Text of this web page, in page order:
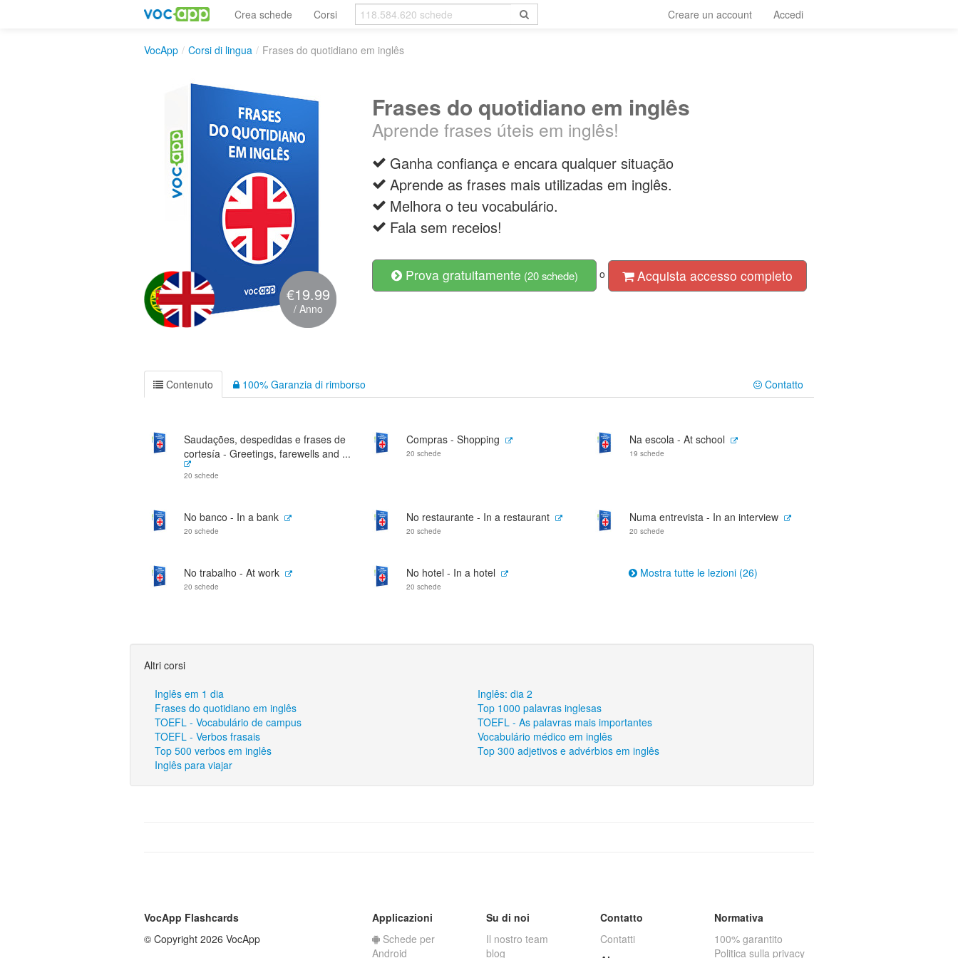
Crea schede Corsi Creare un account Accedi
VocApp / Corsi di lingua / Frases do quotidiano em inglês
€19.99
/ Anno
Frases do quotidiano em inglês
Aprende frases úteis em inglês!
Ganha confiança e encara qualquer situação
Aprende as frases mais utilizadas em inglês.
Melhora o teu vocabulário.
Fala sem receios!
Prova gratuitamente (20 schede) o Acquista accesso completo
Contenuto 100% Garanzia di rimborso Contatto
Saudações, despedidas e frases de
cortesía - Greetings, farewells and ...
20 schede
Compras - Shopping
20 schede
Na escola - At school
19 schede
No banco - In a bank
20 schede
No restaurante - In a restaurant
20 schede
Numa entrevista - In an interview
20 schede
No trabalho - At work
20 schede
No hotel - In a hotel
20 schede
Mostra tutte le lezioni (26)
Altri corsi
Inglês em 1 dia
Inglês: dia 2
Frases do quotidiano em inglês
Top 1000 palavras inglesas
TOEFL - Vocabulário de campus
TOEFL - As palavras mais importantes
TOEFL - Verbos frasais
Vocabulário médico em inglês
Top 500 verbos em inglês
Top 300 adjetivos e advérbios em inglês
Inglês para viajar
VocApp Flashcards
© Copyright 2026 VocApp
Applicazioni
Schede per
Android
Su di noi
Il nostro team
blog
Contatto
Contatti
Normativa
100% garantito
Politica sulla privacy